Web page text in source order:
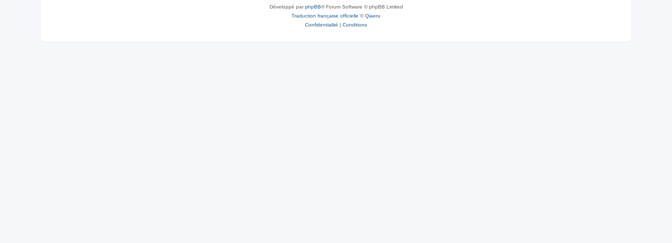
Développé parphpBB® Forum Software © phpBB Limited
Traduction française officielle ©Qiaeru
Confidentialité | Conditions